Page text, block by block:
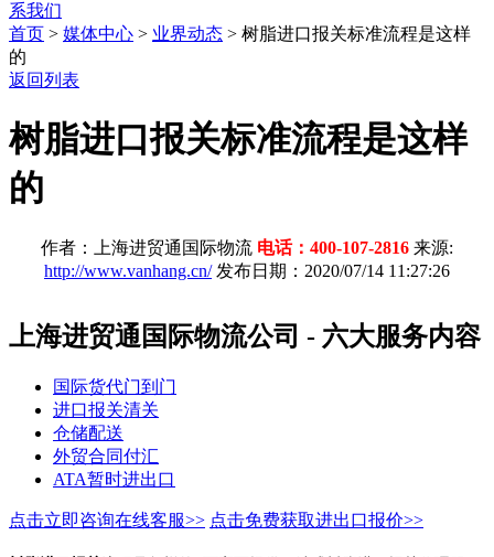
系我们
首页 > 媒体中心 > 业界动态 > 树脂进口报关标准流程是这样
的
返回列表
树脂进口报关标准流程是这样
的
作者：上海进贸通国际物流 电话：400-107-2816 来源:
http://www.vanhang.cn/ 发布日期：2020/07/14 11:27:26
上海进贸通国际物流公司 - 六大服务内容
国际货代门到门
进口报关清关
仓储配送
外贸合同付汇
ATA暂时进出口
点击立即咨询在线客服>> 点击免费获取进出口报价>>